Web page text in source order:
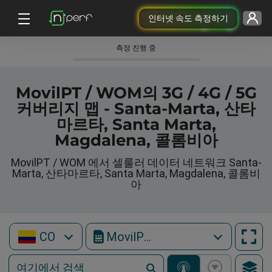
인터넷 속도 측정하기
측정 진행 중
MovilPT / WOM의 3G / 4G / 5G
커버리지 맵 - Santa-Marta, 산타
마르타, Santa Marta,
Magdalena, 콜롬비아
MovilPT / WOM 에서 셀룰러 데이터 네트워크 Santa-
Marta, 산타마르타, Santa Marta, Magdalena, 콜롬비
아
CO MovilPT / WOM